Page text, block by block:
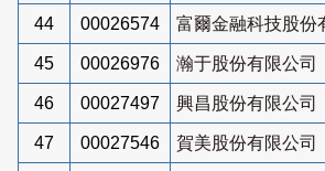
44 00026574 富爾金融科技股份
45 00026976 瀚于股份有限公司
46 00027497 興昌股份有限公司
47 00027546 賀美股份有限公司